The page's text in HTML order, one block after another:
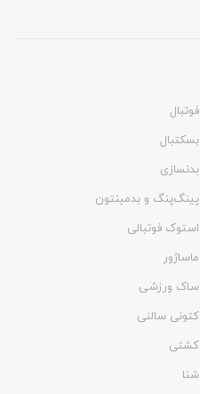
فوتبال
بسکتبال
بدنسازی
پینگ‌پنگ و بدمينتون
استوک فوتبالی
ماساژور
ساک ورزشی
کتونی سالنی
کشتی
شنا